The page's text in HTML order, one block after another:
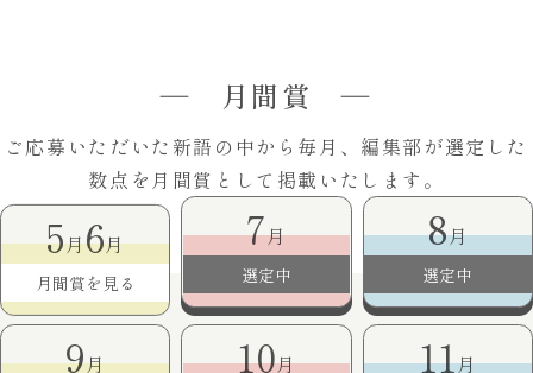
― 月間賞 ―
ご応募いただいた新語の中から毎月、編集部が選定した
数点を月間賞として掲載いたします。
5月6月
月間賞を見る
7月
選定中
8月
選定中
9月 10月 11月